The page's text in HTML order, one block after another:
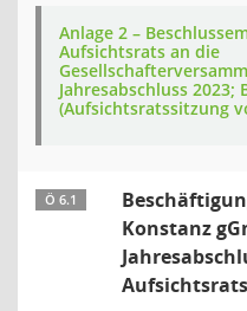
Anlage 2 –
Aufsichtsrats an die
Jahresabschluss 2023;
(Aufsichtsratssitzung
Ö 6.1
Konstanz
Aufsichtsrats